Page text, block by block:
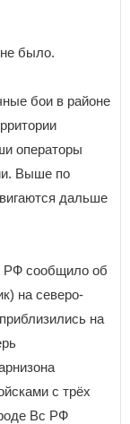
было.
бои в районе
операторы
Выше по
дальше
РФ сообщило об
на северо-
на
с трёх
Вс РФ